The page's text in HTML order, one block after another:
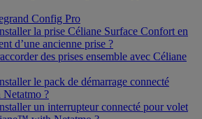
Config Pro
la prise Céliane Surface Confort en
d’une ancienne prise ?
des prises ensemble avec Céliane
le pack de démarrage connecté
?
un interrupteur connecté pour volet